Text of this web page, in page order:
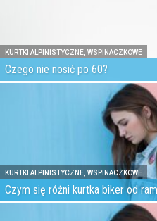
KURTKI ALPINISTYCZNE, WSPINACZKOWE
Czego nie nosić po 60?
KURTKI ALPINISTYCZNE, WSPINACZKOWE
Czym się różni kurtka biker od